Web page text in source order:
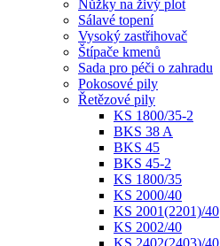
Vysoký zastřihovač
Štípače kmenů
Sada pro péči o zahradu
Pokosové pily
Řetězové pily
KS 1800/35-2
BKS 38 A
BKS 45
BKS 45-2
KS 1800/35
KS 2000/40
KS 2001(2201)/40
KS 2002/40
KS 2402(2403)/40
KSC 40-35